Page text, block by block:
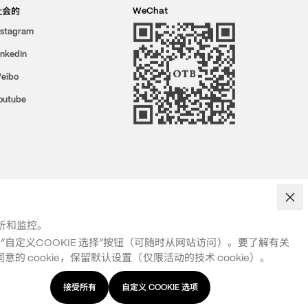
的 WeChat
监控。
定义COOKIE 选择”按钮（可随时从网站访问）。要了解有关
的 cookie，保留默认设置（仅限活动的技术 cookie）。
接受所有 自定义 COOKIE 选项